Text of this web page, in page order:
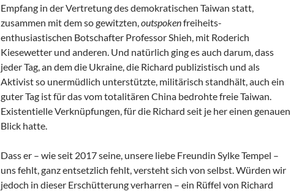
Empfang in der Vertretung des demokratischen Taiwan statt,
zusammen mit dem so gewitzten, outspokenfreiheits-
enthusiastischen Botschafter Professor Shieh, mit Roderich
Kiesewetter und anderen. Und natürlich ging es auch darum, dass
jeder Tag, an dem die Ukraine, die Richard publizistisch und als
Aktivist so unermüdlich unterstützte, militärisch standhält, auch ein
guter Tag ist für das vom totalitären China bedrohte freie Taiwan.
Existentielle Verknüpfungen, für die Richard seit je her einen genauen
Blick hatte.
Dass er – wie seit 2017 seine, unsere liebe Freundin Sylke Tempel –
uns fehlt, ganz entsetzlich fehlt, versteht sich von selbst. Würden wir
jedoch in dieser Erschütterung verharren – ein Rüffel von Richard